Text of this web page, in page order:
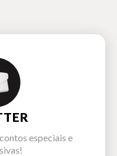
especiais e